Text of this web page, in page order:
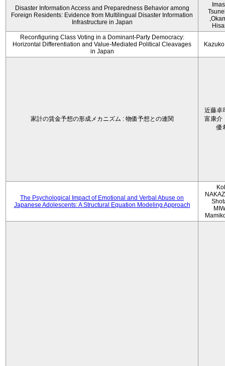
Disaster Information Access and Preparedness Behavior among
Foreign Residents: Evidence from Multilingual Disaster Information
Infrastructure in Japan
Reconfiguring Class Voting in a Dominant-Party Democracy:
Horizontal Differentiation and Value-Mediated Political Cleavages
in Japan
家計の賃金予想の形成メカニズム : 物価予想との連関
近藤卓
富康介
優
The Psychological Impact of Emotional and Verbal Abuse on
Japanese Adolescents: A Structural Equation Modeling Approach